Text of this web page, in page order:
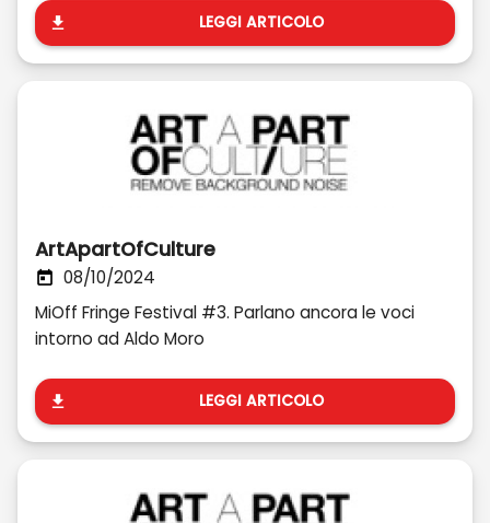
LEGGI ARTICOLO
ArtApartOfCulture
08/10/2024
MiOff Fringe Festival #3. Parlano ancora le voci
intorno ad Aldo Moro
LEGGI ARTICOLO